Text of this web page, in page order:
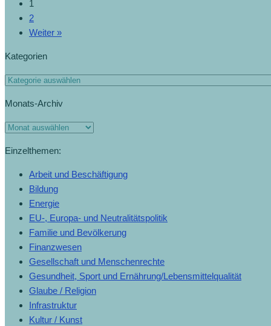
1
2
Weiter »
Kategorien
Monats-Archiv
Einzelthemen:
Arbeit und Beschäftigung
Bildung
Energie
EU-, Europa- und Neutralitätspolitik
Familie und Bevölkerung
Finanzwesen
Gesellschaft und Menschenrechte
Gesundheit, Sport und Ernährung/Lebensmittelqualität
Glaube / Religion
Infrastruktur
Kultur / Kunst